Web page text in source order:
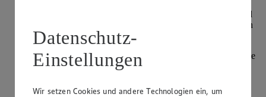
Kokosmilch, Cayennepfeffer, Zitronensaft, Honig, Salz und
Kurkuma zugeben. Alles einmal aufkochen und 15 Minuten
unter gelegentlichem Rühren köcheln lassen.
Fischfilet würzen, in große Stücke schneiden in einer Pfanne
mit Öl von beiden Seiten 3-4 Minuten anbraten.
Den Reis währenddessen nach Anleitung kochen.
Datenschutz-
Einstellungen
Wir setzen Cookies und andere Technologien ein, um